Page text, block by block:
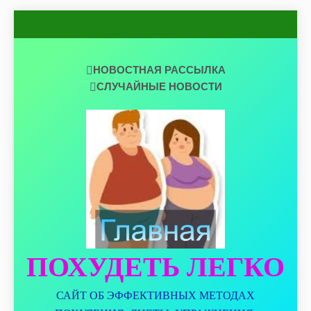
НОВОСТНАЯ РАССЫЛКА
СЛУЧАЙНЫЕ НОВОСТИ
ПОХУДЕТЬ ЛЕГКО
САЙТ ОБ ЭФФЕКТИВНЫХ МЕТОДАХ